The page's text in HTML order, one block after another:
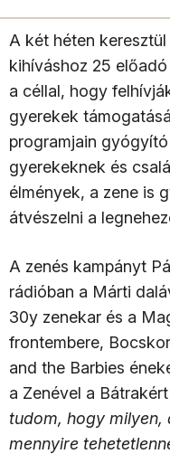
A két héten
kihíváshoz 25
a céllal, hogy
gyerekek
programjain
gyerekeknek és
élmények, a zene is
átvészelni a
A zenés kampányt
rádióban a Márti
30y zenekar és a
frontembere,
and the Barbies
a Zenével a
tudom, hogy milyen,
mennyire